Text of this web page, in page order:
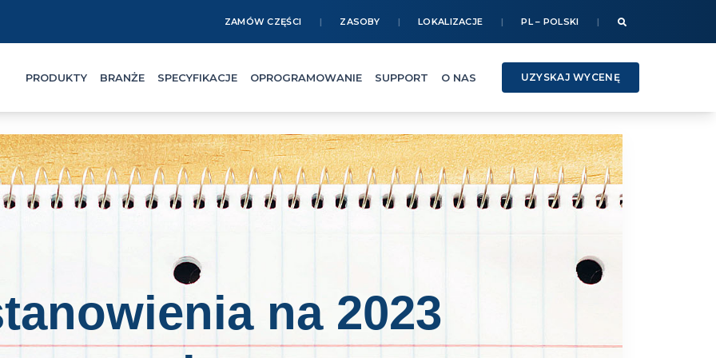
ZAMÓW CZĘŚCI ZASOBY LOKALIZACJE PL – POLSKI
PRODUKTY BRANŻE SPECYFIKACJE OPROGRAMOWANIE SUPPORT O NAS UZYSKAJ WYCENĘ
na 2023